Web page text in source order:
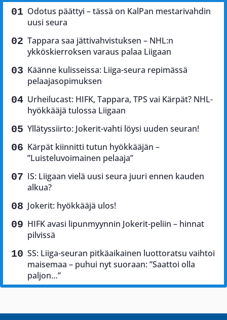
Odotus päättyi – tässä on KalPan mestarivahdin
uusi seura
Tappara saa jättivahvistuksen – NHL:n
ykköskierroksen varaus palaa Liigaan
Käänne kulisseissa: Liiga-seura repimässä
pelaajasopimuksen
Urheilucast: HIFK, Tappara, TPS vai Kärpät? NHL-
hyökkääjä tulossa Liigaan
Yllätyssiirto: Jokerit-vahti löysi uuden seuran!
Kärpät kiinnitti tutun hyökkääjän –
”Luisteluvoimainen pelaaja”
IS: Liigaan vielä uusi seura juuri ennen kauden
alkua?
Jokerit: hyökkääjä ulos!
HIFK avasi lipunmyynnin Jokerit-peliin – hinnat
pilvissä
SS: Liiga-seuran pitkäaikainen luottoratsu vaihtoi
maisemaa – puhui nyt suoraan: ”Saattoi olla
paljon…”